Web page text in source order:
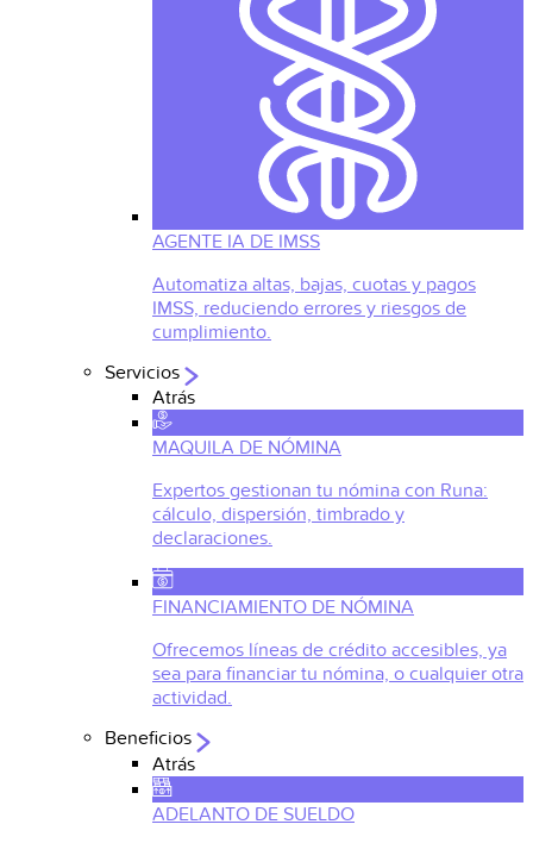
AGENTE IA DE IMSS
Automatiza altas, bajas, cuotas y pagos
IMSS, reduciendo errores y riesgos de
cumplimiento.
Servicios
Atrás
MAQUILA DE NÓMINA
Expertos gestionan tu nómina con Runa:
cálculo, dispersión, timbrado y
declaraciones.
FINANCIAMIENTO DE NÓMINA
Ofrecemos líneas de crédito accesibles, ya
sea para financiar tu nómina, o cualquier otra
actividad.
Beneficios
Atrás
ADELANTO DE SUELDO